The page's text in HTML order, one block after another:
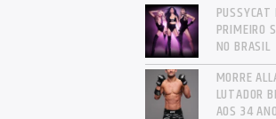
PRIMEIRO
NO BRASIL
MORRE
LUTADOR
AOS 34